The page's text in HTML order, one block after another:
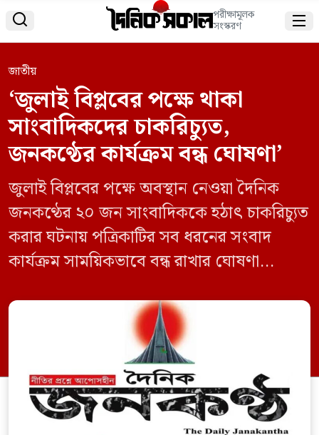
 পরীক্ষামূলক
সংস্করণ 
জাতীয়
‘জুলাই বিপ্লবের পক্ষে থাকা
সাংবাদিকদের চাকরিচ্যুত,
জনকণ্ঠের কার্যক্রম বন্ধ ঘোষণা’
জুলাই বিপ্লবের পক্ষে অবস্থান নেওয়া দৈনিক
জনকণ্ঠের ২০ জন সাংবাদিককে হঠাৎ চাকরিচ্যুত
করার ঘটনায় পত্রিকাটির সব ধরনের সংবাদ
কার্যক্রম সাময়িকভাবে বন্ধ রাখার ঘোষণা
পত্রিকার ভেরিফায়েড ফেসবুক পেজে এক
পোস্টে এই ঘোষণা দেওয়া হয়। পোস্টে উল্লেখ
করা হয়, আগস্ট উপলক্ষে স্বৈরাচারের দোসর
জনকণ্ঠ পত্রিকা কালো রঙ ধারণ করেছিল। তার
প্রতিবাদে লাল রঙের […]